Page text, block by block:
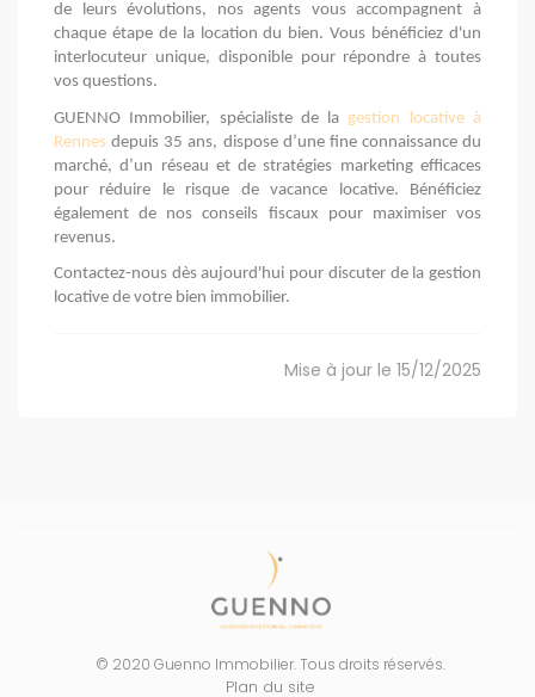
de leurs évolutions, nos agents vous accompagnent à
chaque étape de la location du bien. Vous bénéficiez d'un
interlocuteur unique, disponible pour répondre à toutes
vos questions.
GUENNO Immobilier, spécialiste de la gestion locative à
Rennes depuis 35 ans, dispose d’une fine connaissance du
marché, d’un réseau et de stratégies marketing efficaces
pour réduire le risque de vacance locative. Bénéficiez
également de nos conseils fiscaux pour maximiser vos
revenus.
Contactez-nous dès aujourd'hui pour discuter de la gestion
locative de votre bien immobilier.
Mise à jour le 15/12/2025
© 2020 Guenno Immobilier. Tous droits réservés.
Plan du site